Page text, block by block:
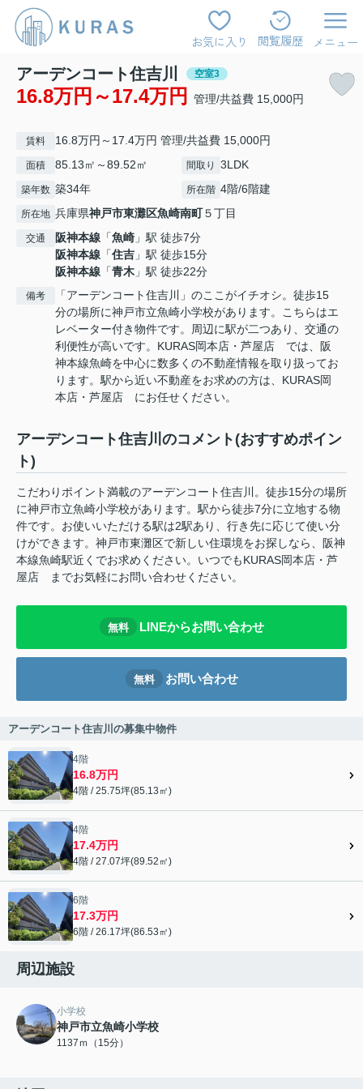
お気に入り 閲覧履歴 メニュー
アーデンコート住吉川 空室3
16.8万円～17.4万円 管理/共益費 15,000円
賃料 16.8万円～17.4万円 管理/共益費 15,000円
面積 85.13㎡～89.52㎡ 間取り 3LDK
築年数 築34年 所在階 4階/6階建
所在地 兵庫県神戸市東灘区魚崎南町５丁目
交通 阪神本線 「魚崎 」駅 徒歩7分
阪神本線 「住吉 」駅 徒歩15分
阪神本線 「青木 」駅 徒歩22分
備考
「アーデンコート住吉川」のここがイチオシ。徒歩15
分の場所に神戸市立魚崎小学校があります。こちらはエ
レベーター付き物件です。周辺に駅が二つあり、交通の
利便性が高いです。KURAS岡本店・芦屋店 では、阪
神本線魚崎を中心に数多くの不動産情報を取り扱ってお
ります。駅から近い不動産をお求めの方は、KURAS岡
本店・芦屋店 にお任せください。
アーデンコート住吉川のコメント(おすすめポイン
ト)
こだわりポイント満載のアーデンコート住吉川。徒歩15分の場所
に神戸市立魚崎小学校があります。駅から徒歩7分に立地する物
件です。お使いいただける駅は2駅あり、行き先に応じて使い分
けができます。神戸市東灘区で新しい住環境をお探しなら、阪神
本線魚崎駅近くでお求めください。いつでもKURAS岡本店・芦
屋店 までお気軽にお問い合わせください。
無料 LINEからお問い合わせ
無料 お問い合わせ
アーデンコート住吉川の募集中物件
4階
16.8万円
4階 / 25.75坪(85.13㎡)
4階
17.4万円
4階 / 27.07坪(89.52㎡)
6階
17.3万円
6階 / 26.17坪(86.53㎡)
周辺施設
小学校
神戸市立魚崎小学校
1137ｍ（15分）